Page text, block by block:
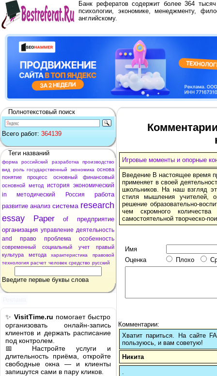
Банк рефератов содержит более 364
психологии, экономике, менеджменту,
английскому.
Полнотекстовый поиск
Всего работ: 364139
Теги названий
форма российский разработка
производство
вид
роль государственный экономика основа
понятие
процесс основный
финансовый
основной метод история экономический
in
методический Россия
работа
развитие анализ система research
essay
Paper of
предприятие
организация управление деятельность
and
право проблема особенность
современный социальный учет
правый
культура
метода характеристика
правовой
технология расчет человек средство русский
Введите первые буквы слова
✨ VisitTime.ru помогает быстро
организовать онлайн-запись
клиентов и держать расписание
под контролем.
📅 Настройте услуги и
длительность приёма, откройте
свободные окна — и клиенты
запишутся сами в пару кликов.
Игровые моменты и опорные
Введение В настоящее время
применяет в своей
школьников. На наш взгляд
стиля мышления учителей,
решение образовательно-
чем скромного
самостоятельной творческо-
Имя
Оценка
Плохо
Комментарии:
Хватит париться. На сайте
пользуюсь, и вам советую!
Никита